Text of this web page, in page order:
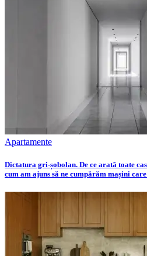
Apartamente
Dictatura gri-șobolan. De ce arată toate
cum am ajuns să ne cumpărăm mașini